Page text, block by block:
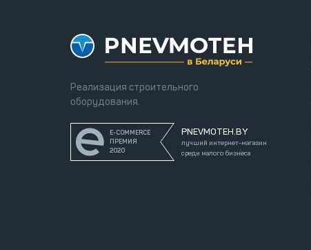
Реализация строительного
оборудования.
E-COMMERCE
ПРЕМИЯ
2020
PNEVMOTEH.BY
лучший интернет-магазин
среди малого бизнеса